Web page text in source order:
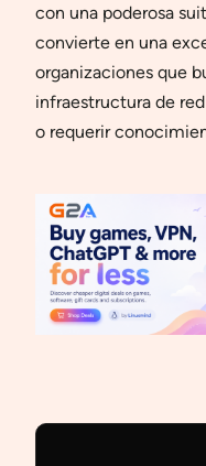
con una poderosa
convierte en una
organizaciones que
infraestructura de
o requerir